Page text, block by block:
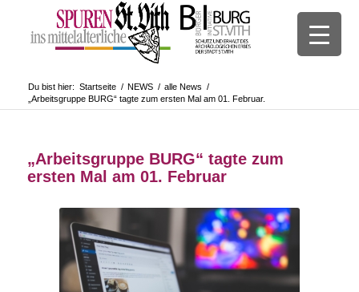
Du bist hier: Startseite / NEWS / alle News /
„Arbeitsgruppe BURG“ tagte zum ersten Mal am 01. Februar.
„Arbeitsgruppe BURG“ tagte zum
ersten Mal am 01. Februar